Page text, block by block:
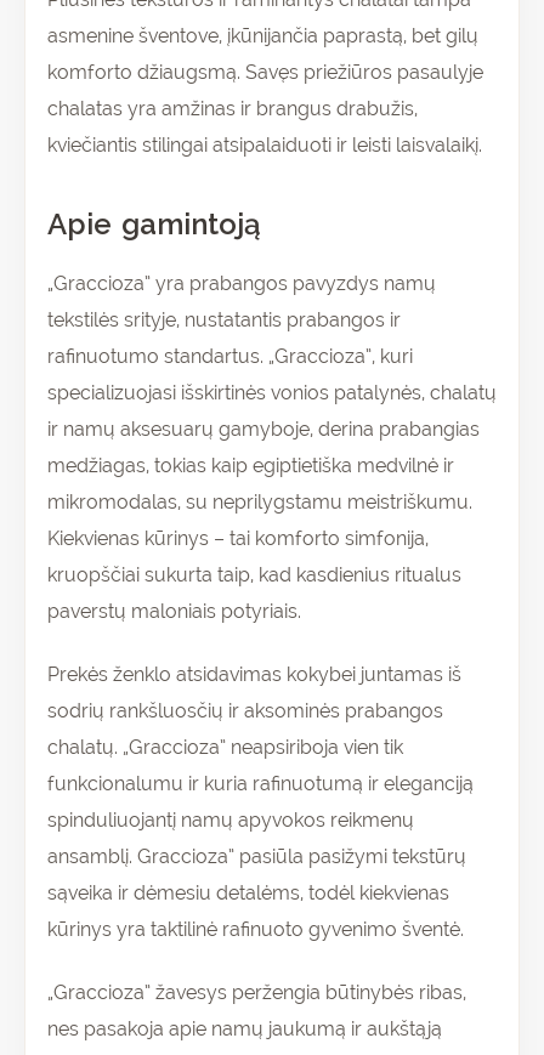
asmenine šventove, įkūnijančia paprastą, bet gilų
komforto džiaugsmą. Savęs priežiūros pasaulyje
chalatas yra amžinas ir brangus drabužis,
kviečiantis stilingai atsipalaiduoti ir leisti laisvalaikį.
Apie gamintoją
„Graccioza” yra prabangos pavyzdys namų
tekstilės srityje, nustatantis prabangos ir
rafinuotumo standartus. „Graccioza”, kuri
specializuojasi išskirtinės vonios patalynės, chalatų
ir namų aksesuarų gamyboje, derina prabangias
medžiagas, tokias kaip egiptietiška medvilnė ir
mikromodalas, su neprilygstamu meistriškumu.
Kiekvienas kūrinys – tai komforto simfonija,
kruopščiai sukurta taip, kad kasdienius ritualus
paverstų maloniais potyriais.
Prekės ženklo atsidavimas kokybei juntamas iš
sodrių rankšluosčių ir aksominės prabangos
chalatų. „Graccioza” neapsiriboja vien tik
funkcionalumu ir kuria rafinuotumą ir eleganciją
spinduliuojantį namų apyvokos reikmenų
ansamblį. Graccioza” pasiūla pasižymi tekstūrų
sąveika ir dėmesiu detalėms, todėl kiekvienas
kūrinys yra taktilinė rafinuoto gyvenimo šventė.
„Graccioza” žavesys peržengia būtinybės ribas,
nes pasakoja apie namų jaukumą ir aukštąją